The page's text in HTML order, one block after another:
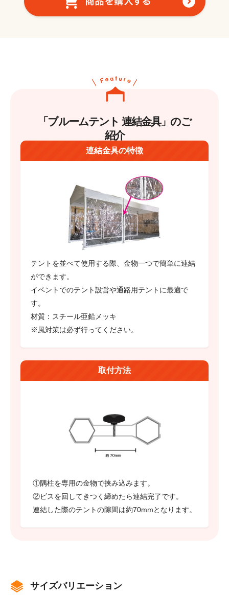
「ブルームテント 連結金具」のご
紹介
連結金具の特徴
テントを並べて使用する際、金物一つで簡単に連結
ができます。
イベントでのテント設営や通路用テントに最適で
す。
材質：スチール亜鉛メッキ
※風対策は必ず行ってください。
取付方法
①隅柱を専用の金物で挟み込みます。
②ビスを回してきつく締めたら連結完了です。
連結した際のテントの隙間は約70mmとなります。
サイズバリエーション